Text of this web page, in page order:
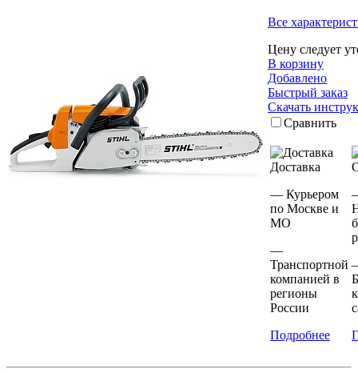
Все
Цену следует
В корзину
Добавлено
Быстрый заказ
Скачать
Сравнить
Доставка
— Курьером
по Москве и
МО
—
Транспортной
компанией в
регионы
России
Подробнее